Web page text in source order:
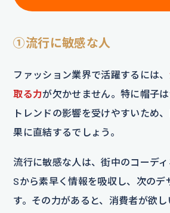
①流行に敏感な人
ファッション業界で活躍するには、
取る力が欠かせません。特に帽子
トレンドの影響を受けやすいため
果に直結するでしょう。
流行に敏感な人は、街中のコーデ
Sから素早く情報を吸収し、次のデ
す。その力があると、消費者が欲